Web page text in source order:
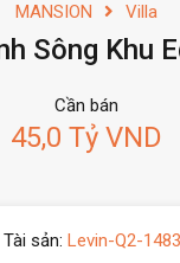
MANSION Villa
Sông Khu
Cần bán
45,0 Tỷ VND
Tài sản: Levin-Q2-